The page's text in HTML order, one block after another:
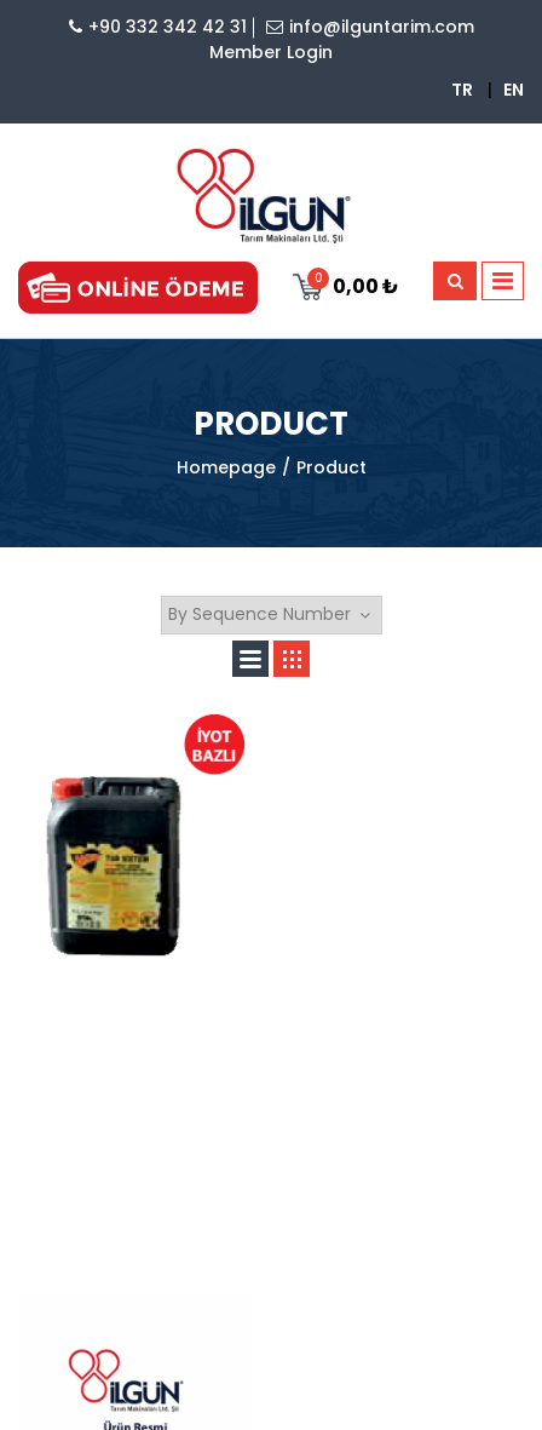
+90 332 342 42 31
info@ilguntarim.com
Member Login
TR | EN
0 0,00 ₺
PRODUCT
Homepage Product